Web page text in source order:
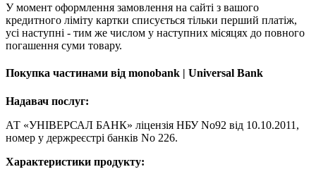
У момент оформлення замовлення на сайті з вашого
кредитного ліміту картки списується тільки перший платіж,
усі наступні - тим же числом у наступних місяцях до повного
погашення суми товару.
Покупка частинами від monobank | Universal Bank
Надавач послуг:
АТ «УНІВЕРСАЛ БАНК» ліцензія НБУ No92 від 10.10.2011,
номер у держреєстрі банків No 226.
Характеристики продукту: